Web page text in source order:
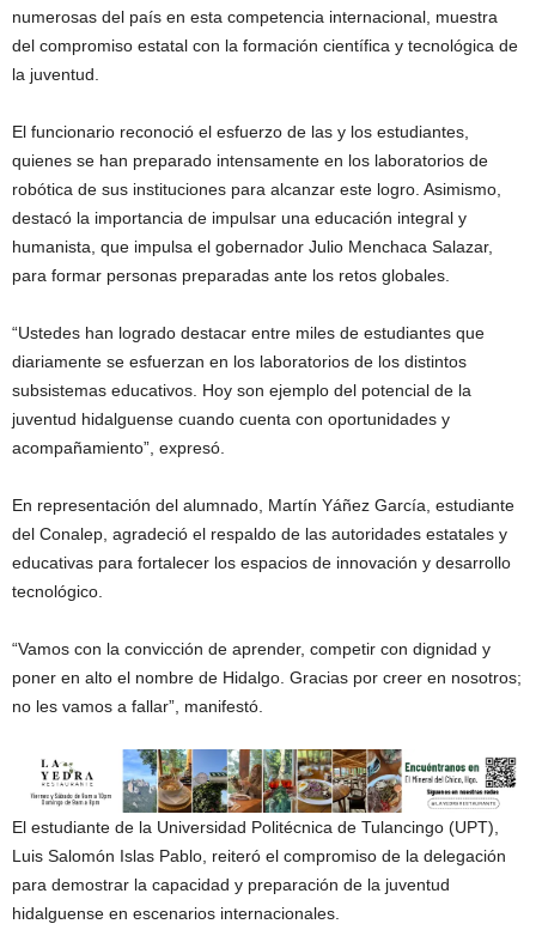
numerosas del país en esta competencia internacional, muestra
del compromiso estatal con la formación científica y tecnológica de
la juventud.
El funcionario reconoció el esfuerzo de las y los estudiantes,
quienes se han preparado intensamente en los laboratorios de
robótica de sus instituciones para alcanzar este logro. Asimismo,
destacó la importancia de impulsar una educación integral y
humanista, que impulsa el gobernador Julio Menchaca Salazar,
para formar personas preparadas ante los retos globales.
“Ustedes han logrado destacar entre miles de estudiantes que
diariamente se esfuerzan en los laboratorios de los distintos
subsistemas educativos. Hoy son ejemplo del potencial de la
juventud hidalguense cuando cuenta con oportunidades y
acompañamiento”, expresó.
En representación del alumnado, Martín Yáñez García, estudiante
del Conalep, agradeció el respaldo de las autoridades estatales y
educativas para fortalecer los espacios de innovación y desarrollo
tecnológico.
“Vamos con la convicción de aprender, competir con dignidad y
poner en alto el nombre de Hidalgo. Gracias por creer en nosotros;
no les vamos a fallar”, manifestó.
El estudiante de la Universidad Politécnica de Tulancingo (UPT),
Luis Salomón Islas Pablo, reiteró el compromiso de la delegación
para demostrar la capacidad y preparación de la juventud
hidalguense en escenarios internacionales.